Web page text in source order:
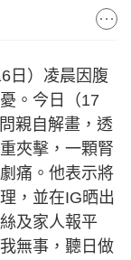
日）凌晨因腹
。今日（17
親自解畫，透
夾擊，一顆腎
痛。他表示將
，並在IG晒出
及家人報平
無事，聽日做